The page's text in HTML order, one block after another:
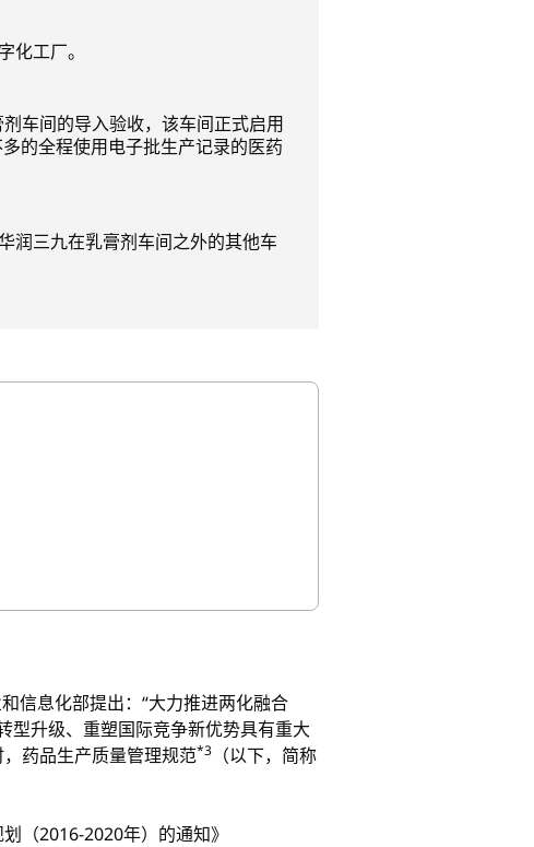
工厂。
车间的导入验收，该车间正式启用
的全程使用电子批生产记录的医药
润三九在乳膏剂车间之外的其他车
信息化部提出：“大力推进两化融合
型升级、重塑国际竞争新优势具有重大
药品生产质量管理规范*3
（以下，简称
（2016-2020年）的通知》